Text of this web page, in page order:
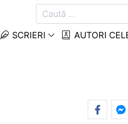
SCRIERI AUTORI